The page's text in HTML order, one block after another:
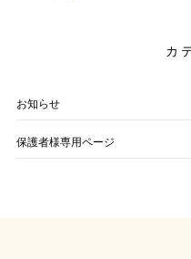
カ
お知らせ
保護者様専用ページ